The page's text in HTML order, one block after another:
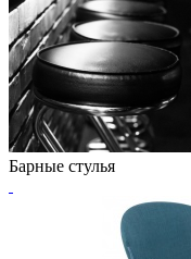
Барные стулья